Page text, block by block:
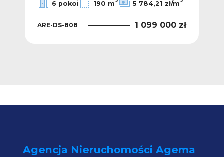
6 pokoi 190 m 5 784,21 zł/m
ARE-DS-808 1 099 000 zł
Agencja Nieruchomości Agema